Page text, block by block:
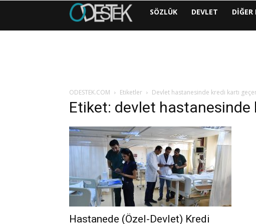
ODESTEK
SÖZLÜK DEVLET
ODESTEK.COM Etiketler Devlet hastanesinde kredi kartı
Etiket: devlet hastanesinde
Hastanede (Özel-Devlet) Kredi